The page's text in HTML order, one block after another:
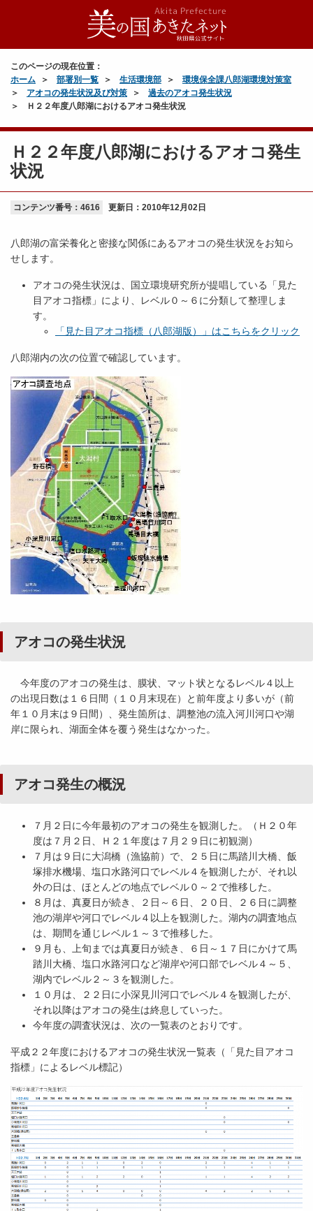
このページの現在位置：
ホーム
部署別一覧 生活環境部
環境保全課八郎湖環境対策室
アオコの発生状況及び対策
過去のアオコ発生状況
Ｈ２２年度八郎湖におけるアオコ発生状況
Ｈ２２年度八郎湖におけるアオコ発生
状況
コンテンツ番号：4616 更新日： 2010年12月02日
八郎湖の富栄養化と密接な関係にあるアオコの発生状況をお知ら
せします。
アオコの発生状況は、国立環境研究所が提唱している「見た
目アオコ指標」により、レベル０～６に分類して整理しま
す。
「見た目アオコ指標（八郎湖版）」はこちらをクリック
八郎湖内の次の位置で確認しています。
アオコの発生状況
今年度のアオコの発生は、膜状、マット状となるレベル４以上
の出現日数は１６日間（１０月末現在）と前年度より多いが（前
年１０月末は９日間）、発生箇所は、調整池の流入河川河口や湖
岸に限られ、湖面全体を覆う発生はなかった。
アオコ発生の概況
７月２日に今年最初のアオコの発生を観測した。（Ｈ２０年
度は７月２日、Ｈ２１年度は７月２９日に初観測）
７月は９日に大潟橋（漁協前）で、２５日に馬踏川大橋、飯
塚排水機場、塩口水路河口でレベル４を観測したが、それ以
外の日は、ほとんどの地点でレベル０～２で推移した。
８月は、真夏日が続き、２日～６日、２０日、２６日に調整
池の湖岸や河口でレベル４以上を観測した。湖内の調査地点
は、期間を通じレベル１～３で推移した。
９月も、上旬までは真夏日が続き、６日～１７日にかけて馬
踏川大橋、塩口水路河口など湖岸や河口部でレベル４～５、
湖内でレベル２～３を観測した。
１０月は、２２日に小深見川河口でレベル４を観測したが、
それ以降はアオコの発生は終息していった。
今年度の調査状況は、次の一覧表のとおりです。
平成２２年度におけるアオコの発生状況一覧表（「見た目アオコ
指標」によるレベル標記）